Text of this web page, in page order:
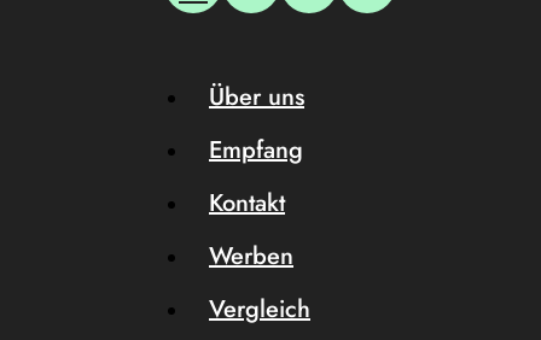
Über uns
Empfang
Kontakt
Werben
Vergleich